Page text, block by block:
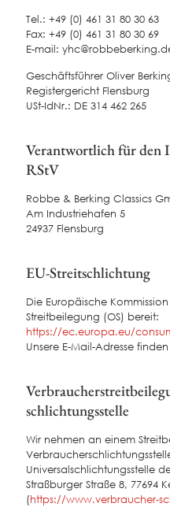
Tel.: +49 (0) 461 31 80 30 63
Fax: +49 (0) 461 31 80 30 69
E-mail:
Geschäftsführer Oliver
Registergericht Flensburg
USt-IdNr.: DE 314 462 265
Verantwortlich für den
RStV
Robbe & Berking Classics
Am Industriehafen 5
24937 Flensburg
EU-Streitschlichtung
Die Europäische
Streitbeilegung (OS) bereit:
https://ec.europa.eu/
Unsere E-Mail-Adresse
schlichtungs­stelle
Wir nehmen an einem
Universalschlichtungsstelle
Straßburger Straße 8, 77694
(https://www.verbraucher-